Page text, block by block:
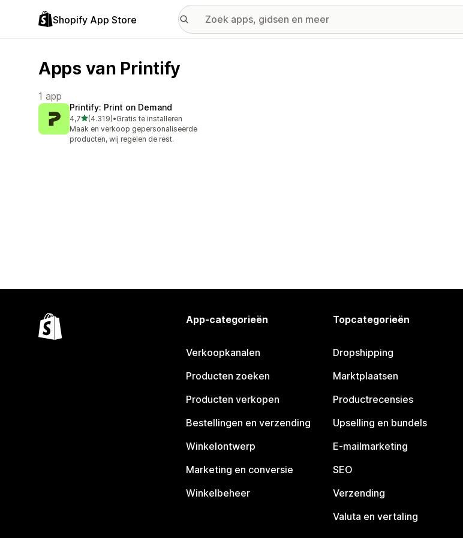
Shopify App Store
Apps van Printify
1 app
Printify: Print on Demand
4,7van 5 sterren
(4.319)
4319 recensies in totaal
•Gratis te installeren
Maak en verkoop gepersonaliseerde
producten, wij regelen de rest.
App-categorieën
Verkoopkanalen
Producten zoeken
Producten verkopen
Bestellingen en verzending
Winkelontwerp
Marketing en conversie
Winkelbeheer
Topcategorieën
Dropshipping
Marktplaatsen
Productrecensies
Upselling en bundels
E-mailmarketing
SEO
Verzending
Valuta en vertaling